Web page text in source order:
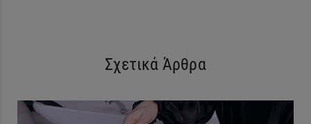
Σχετικά Άρθρα